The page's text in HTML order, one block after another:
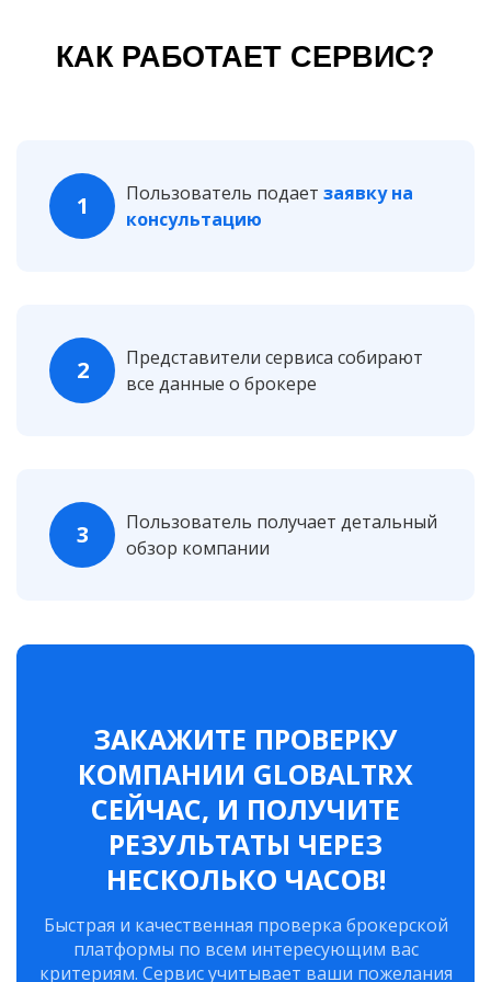
КАК РАБОТАЕТ СЕРВИС?
1 Пользователь подает заявку на
консультацию
2
Представители сервиса собирают
все данные о брокере
3
Пользователь получает детальный
обзор компании
ЗАКАЖИТЕ ПРОВЕРКУ
КОМПАНИИ GLOBALTRX
СЕЙЧАС, И ПОЛУЧИТЕ
РЕЗУЛЬТАТЫ ЧЕРЕЗ
НЕСКОЛЬКО ЧАСОВ!
Быстрая и качественная проверка брокерской
платформы по всем интересующим вас
критериям. Сервис учитывает ваши пожелания